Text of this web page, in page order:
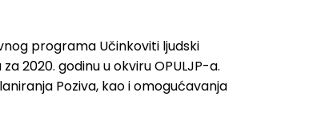
programa Učinkoviti ljudski
2020. godinu u okviru OPULJP-a.
Poziva, kao i omogućavanja